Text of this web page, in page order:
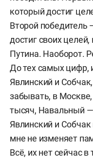
который достиг
Второй
достиг своих
Путина. Наоборот.
До тех самых цифр,
Явлинский и
забывать, в
тысяч, Навальный
Явлинский и
мне не изменяет
Всё, их нет сейчас в